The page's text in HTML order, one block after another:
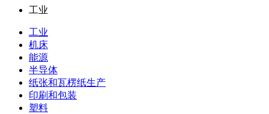
工业
工业
机床
能源
半导体
纸张和瓦楞纸生产
印刷和包装
塑料